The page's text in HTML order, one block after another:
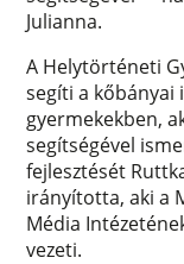
Julianna.
A Helytörténeti
segíti a kőbányai
gyermekekben,
segítségével
fejlesztését
irányította, aki a
Média
vezeti.